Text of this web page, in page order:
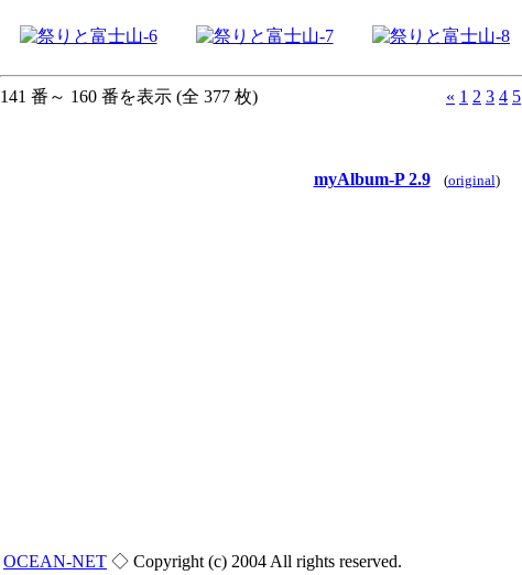
141 番～ 160 番を表示 (全 377 枚) « 1 2 3 4 5
myAlbum-P 2.9 (original)
OCEAN-NET ◇ Copyright (c) 2004 All rights reserved.